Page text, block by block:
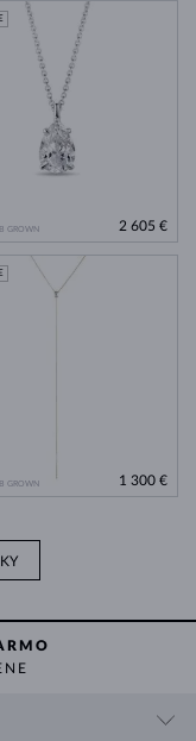
GROWN
2 605 €
GROWN
1 300 €